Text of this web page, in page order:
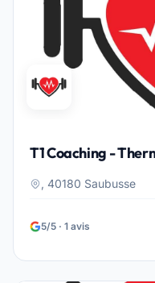
T1 Coaching -
, 40180 Saubusse
5/5 · 1 avis